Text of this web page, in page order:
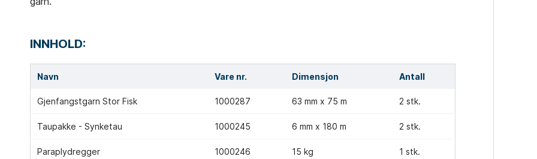
INNHOLD:
Navn Vare nr. Dimensjon Antall
Gjenfangstgarn Stor Fisk 1000287 63 mm x 75 m 2 stk.
Taupakke - Synketau 1000245 6 mm x 180 m 2 stk.
Paraplydregger 1000246 15 kg 1 stk.